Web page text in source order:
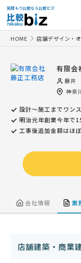
見積もり比較なら比較ビズ
HOME 店舗デザイン・
有限会
藤井
神奈
設計～施工までワン
明治元年創業今年で
工事後追加金額はほ
会社情報 業
店舗建築・商業